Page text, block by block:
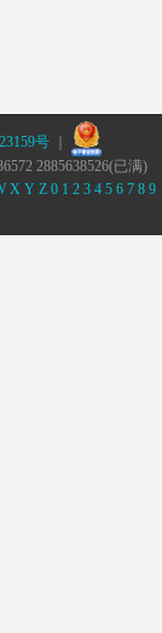
号｜
2885638526(已满)
X Y Z 0 1 2 3 4 5 6 7 8 9